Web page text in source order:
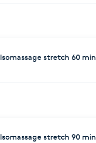
stretch 60 min
stretch 90 min